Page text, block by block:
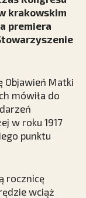
krakowskim
premiera
Objawień Matki
mówiła do
w roku 1917
punktu
rocznicę
wciąż